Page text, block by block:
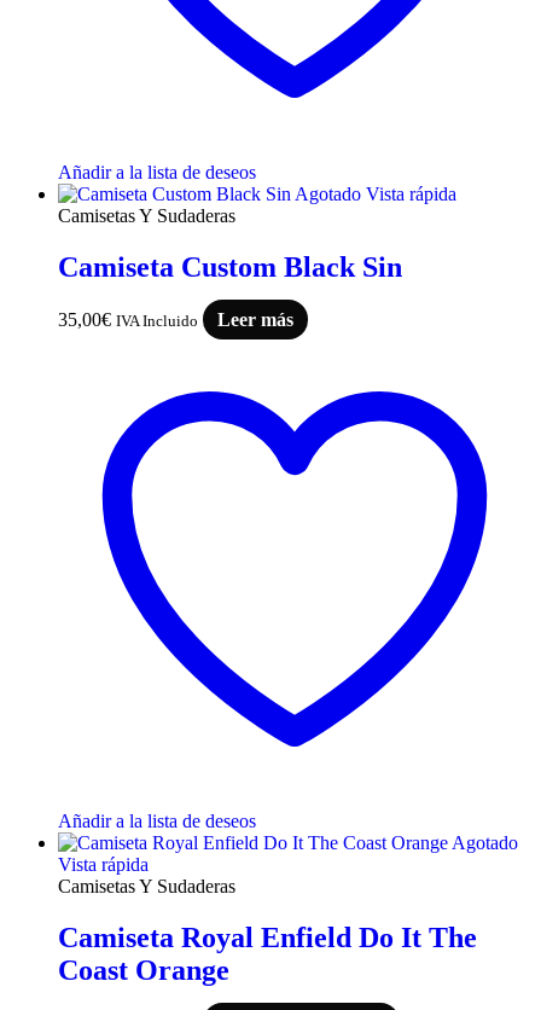
Añadir a la lista de deseos
Agotado Vista rápida
Camisetas Y Sudaderas
Camiseta Custom Black Sin
35,00€ IVA Incluido Leer más
Añadir a la lista de deseos
Agotado
Vista rápida
Camisetas Y Sudaderas
Camiseta Royal Enfield Do It The
Coast Orange